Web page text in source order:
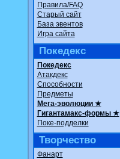
Правила/FAQ
Старый сайт
База эвентов
Игра сайта
Покедекс
Покедекс
Атакдекс
Способности
Предметы
Мега-эволюции ★
Гигантамакс-формы ★
Поке-подделки
Творчество
Фанарт